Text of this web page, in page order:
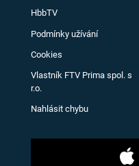
HbbTV
Podmínky užívání
Cookies
Vlastník FTV Prima spol. s
r.o.
Nahlásit chybu